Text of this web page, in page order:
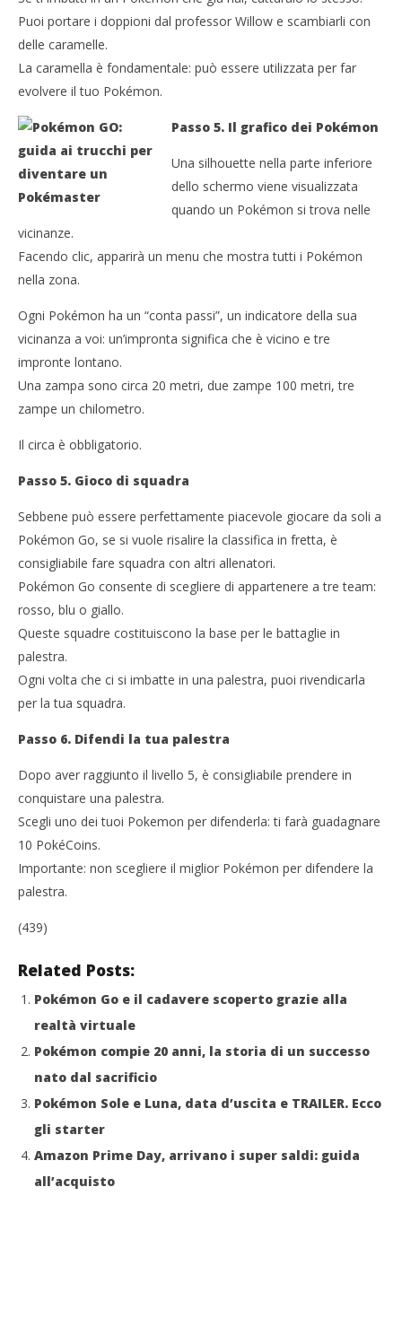
Puoi portare i doppioni dal professor Willow e scambiarli con
delle caramelle.
La caramella è fondamentale: può essere utilizzata per far
evolvere il tuo Pokémon.
Passo 5. Il grafico dei Pokémon
Una silhouette nella parte inferiore
dello schermo viene visualizzata
quando un Pokémon si trova nelle
vicinanze.
Facendo clic, apparirà un menu che mostra tutti i Pokémon
nella zona.
Ogni Pokémon ha un “conta passi”, un indicatore della sua
vicinanza a voi: un’impronta significa che è vicino e tre
impronte lontano.
Una zampa sono circa 20 metri, due zampe 100 metri, tre
zampe un chilometro.
Il circa è obbligatorio.
Passo 5. Gioco di squadra
Sebbene può essere perfettamente piacevole giocare da soli a
Pokémon Go, se si vuole risalire la classifica in fretta, è
consigliabile fare squadra con altri allenatori.
Pokémon Go consente di scegliere di appartenere a tre team:
rosso, blu o giallo.
Queste squadre costituiscono la base per le battaglie in
palestra.
Ogni volta che ci si imbatte in una palestra, puoi rivendicarla
per la tua squadra.
Passo 6. Difendi la tua palestra
Dopo aver raggiunto il livello 5, è consigliabile prendere in
conquistare una palestra.
Scegli uno dei tuoi Pokemon per difenderla: ti farà guadagnare
10 PokéCoins.
Importante: non scegliere il miglior Pokémon per difendere la
palestra.
(439)
Related Posts:
Pokémon Go e il cadavere scoperto grazie alla
realtà virtuale
Pokémon compie 20 anni, la storia di un successo
nato dal sacrificio
Pokémon Sole e Luna, data d’uscita e TRAILER. Ecco
gli starter
Amazon Prime Day, arrivano i super saldi: guida
all’acquisto